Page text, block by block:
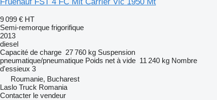
9 099 € HT
Semi-remorque frigorifique
2013
diesel
Capacité de charge 27 760 kg Suspension
pneumatique/pneumatique Poids net à vide 11 240 kg Nombre
d'essieux 3
Roumanie, Bucharest
Laslo Truck Romania
Contacter le vendeur